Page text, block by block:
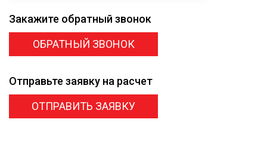
Закажите обратный звонок
ОБРАТНЫЙ ЗВОНОК
Отправьте заявку на расчет
ОТПРАВИТЬ ЗАЯВКУ